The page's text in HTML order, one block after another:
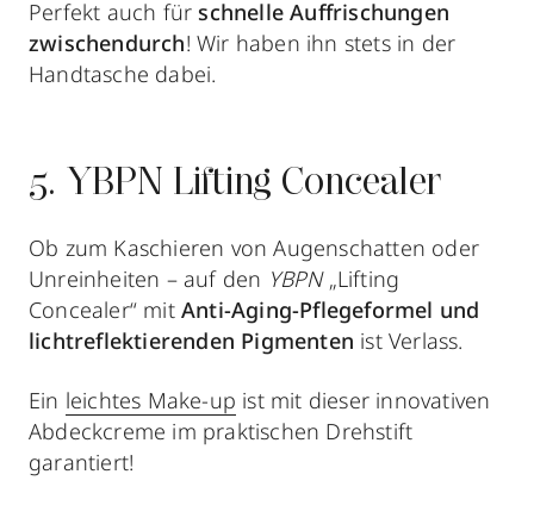
Perfekt auch für schnelle Auffrischungen
zwischendurch! Wir haben ihn stets in der
Handtasche dabei.
5. YBPN Lifting Concealer
Ob zum Kaschieren von Augenschatten oder
Unreinheiten – auf den YBPN„Lifting
Concealer“ mit Anti-Aging-Pflegeformel und
lichtreflektierenden Pigmenten ist Verlass.
Ein leichtes Make-up ist mit dieser innovativen
Abdeckcreme im praktischen Drehstift
garantiert!